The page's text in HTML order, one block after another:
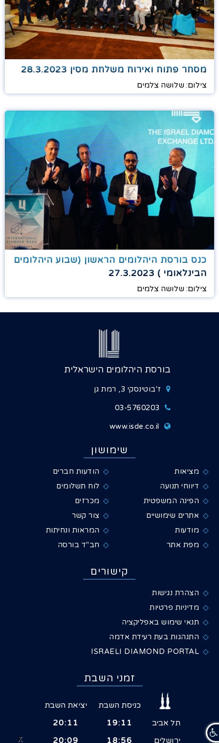
מסחר פתוח ואירוח משלחת מסין 28.3.2023
צילום: שלושה צלמים
כנס בורסת היהלומים הראשון (שבוע היהלומים
הבינלאומי ) 27.3.2023
צילום: שלושה צלמים
בורסת היהלומים הישראלית
ז'בוטינסקי 3, רמת גן
03-5760203
www.isde.co.il
שימושון
מציאות
הודעות חברים
דיווחי תנועה
לוח תשלומים
הפינה המשפטית
מכרזים
אתרים שימושיים
צור קשר
מודעות
המראות ונחיתות
מפת אתר
חב"ד בורסה
קישורים
הצהרת נגישות
מדיניות פרטיות
תנאי שימוש באפליקציה
התנהגות בעת רעידת אדמה
ISRAELI DIAMOND PORTAL
זמני השבת
כניסת השבת
יציאת השבת
תל אביב
19:11
20:11
ירושלים
18:56
20:09
X